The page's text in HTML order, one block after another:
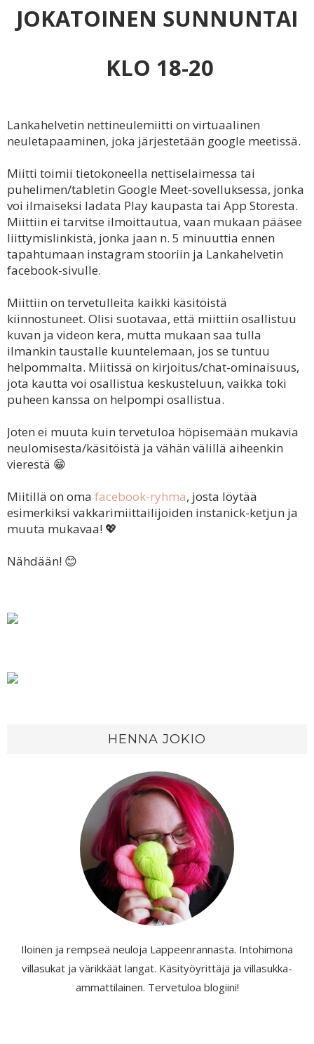
JOKATOINEN SUNNUNTAI
KLO 18-20
Lankahelvetin nettineulemiitti on virtuaalinen
neuletapaaminen, joka järjestetään google meetissä.
Miitti toimii tietokoneella nettiselaimessa tai
puhelimen/tabletin Google Meet-sovelluksessa, jonka
voi ilmaiseksi ladata Play kaupasta tai App Storesta.
Miittiin ei tarvitse ilmoittautua, vaan mukaan pääsee
liittymislinkistä, jonka jaan n. 5 minuuttia ennen
tapahtumaan instagram stooriin ja Lankahelvetin
facebook-sivulle.
Miittiin on tervetulleita kaikki käsitöistä
kiinnostuneet. Olisi suotavaa, että miittiin osallistuu
kuvan ja videon kera, mutta mukaan saa tulla
ilmankin taustalle kuuntelemaan, jos se tuntuu
helpommalta. Miitissä on kirjoitus/chat-ominaisuus,
jota kautta voi osallistua keskusteluun, vaikka toki
puheen kanssa on helpompi osallistua.
Joten ei muuta kuin tervetuloa höpisemään mukavia
neulomisesta/käsitöistä ja vähän välillä aiheenkin
vierestä 😁
Miitillä on oma facebook-ryhmä, josta löytää
esimerkiksi vakkarimiittailijoiden instanick-ketjun ja
muuta mukavaa! 💖
Nähdään! 😊
HENNA JOKIO
Iloinen ja rempseä neuloja Lappeenrannasta. Intohimona
villasukat ja värikkäät langat. Käsityöyrittäjä ja villasukka-
ammattilainen. Tervetuloa blogiini!